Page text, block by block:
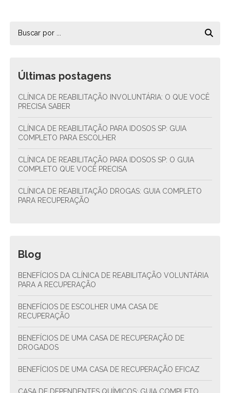
Últimas postagens
CLÍNICA DE REABILITAÇÃO INVOLUNTÁRIA: O QUE VOCÊ
PRECISA SABER
CLÍNICA DE REABILITAÇÃO PARA IDOSOS SP: GUIA
COMPLETO PARA ESCOLHER
CLÍNICA DE REABILITAÇÃO PARA IDOSOS SP: O GUIA
COMPLETO QUE VOCÊ PRECISA
CLÍNICA DE REABILITAÇÃO DROGAS: GUIA COMPLETO
PARA RECUPERAÇÃO
Blog
BENEFÍCIOS DA CLÍNICA DE REABILITAÇÃO VOLUNTÁRIA
PARA A RECUPERAÇÃO
BENEFÍCIOS DE ESCOLHER UMA CASA DE
RECUPERAÇÃO
BENEFÍCIOS DE UMA CASA DE RECUPERAÇÃO DE
DROGADOS
BENEFÍCIOS DE UMA CASA DE RECUPERAÇÃO EFICAZ